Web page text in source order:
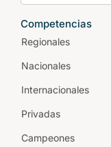
Competencias
Regionales
Nacionales
Internacionales
Privadas
Campeones